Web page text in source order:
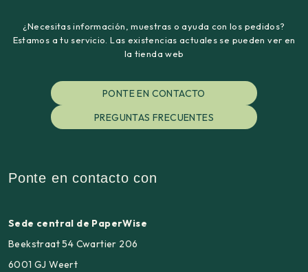
¿Necesitas información, muestras o ayuda con los pedidos?
Estamos a tu servicio. Las existencias actuales se pueden ver en
la tienda web
PONTE EN CONTACTO
PREGUNTAS FRECUENTES
Ponte en contacto con
Sede central de PaperWise
Beekstraat 54 Cwartier 206
6001 GJ Weert